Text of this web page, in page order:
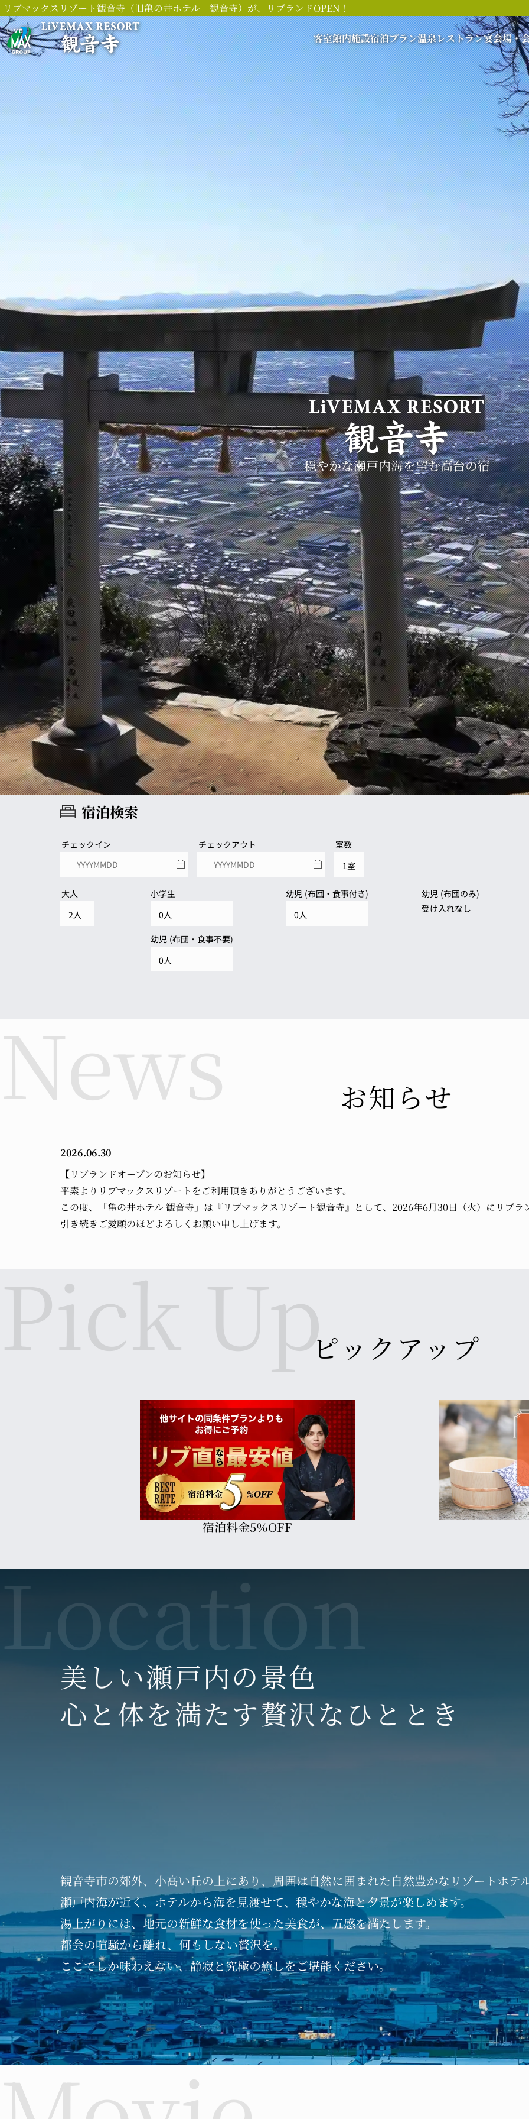
リブマックスリゾート観音寺（旧亀の井ホテル 観音寺）が、リブランドOPEN！
客室館内施設宿泊プラン温泉レストラン宴会場・
穏やかな瀬戸内海を望む高台の宿
宿泊検索
チェックイン チェックアウト 室数
大人 小学生 幼児 (布団・食事付き)
幼児 (布団のみ)
受け入れなし
幼児 (布団・食事不要)
お知らせ
2026.06.30
【リブランドオープンのお知らせ】
平素よりリブマックスリゾートをご利用頂きありがとうございます。
この度、「亀の井ホテル 観音寺」は『リブマックスリゾート観音寺』として、2026年6月30日（火）にリブラ
引き続きご愛顧のほどよろしくお願い申し上げます。
ピックアップ
宿泊料金5％OFF
美しい瀬戸内の景色
心と体を満たす贅沢なひととき
観音寺市の郊外、 小高い丘の上にあり、 周囲は自然に囲まれた 自然豊かなリゾートホテ
瀬戸内海が近く、ホテルから海を見渡せて、 穏やかな海と夕景が楽しめます。
湯上がりには、 地元の新鮮な食材を使った美食が、五感を満たします。
都会の喧騒から離れ、何もしない贅沢を。
ここでしか味わえない、静寂と究極の癒しをご堪能ください。